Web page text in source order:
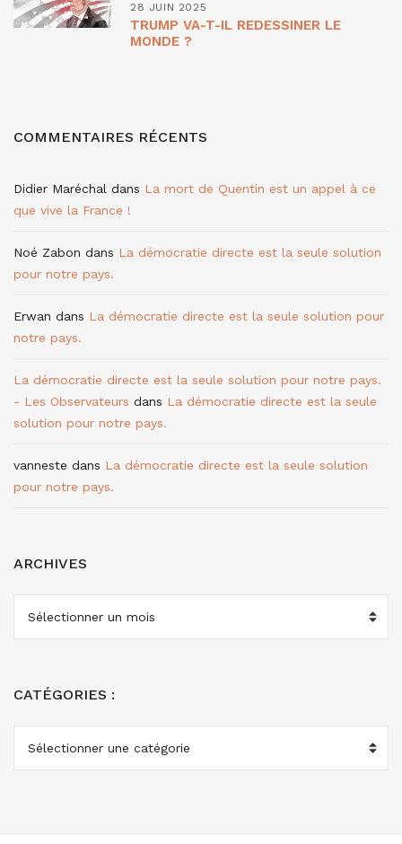
28 JUIN 2025
TRUMP VA-T-IL REDESSINER LE
MONDE ?
COMMENTAIRES RÉCENTS
Didier Maréchal dans La mort de Quentin est un appel à ce
que vive la France !
Noé Zabon dans La démocratie directe est la seule solution
pour notre pays.
Erwan dans La démocratie directe est la seule solution pour
notre pays.
La démocratie directe est la seule solution pour notre pays.
- Les Observateurs dans La démocratie directe est la seule
solution pour notre pays.
vanneste dans La démocratie directe est la seule solution
pour notre pays.
ARCHIVES
CATÉGORIES :